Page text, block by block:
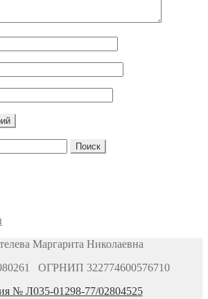
Маргарита Николаевна
ОГРНИП 322774600576710
№ Л035-01298-77/02804525